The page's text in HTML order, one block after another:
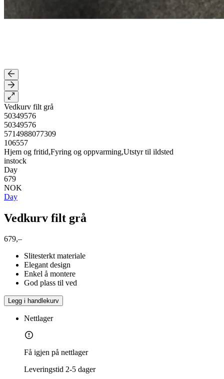
Vedkurv filt grå
50349576
50349576
5714988077309
106557
Hjem og fritid,Fyring og oppvarming,Utstyr til ildsted
instock
Day
679
NOK
Day
Vedkurv filt grå
679,–
Slitesterkt materiale
Elegant design
Enkel å montere
God plass til ved
Legg i handlekurv
Nettlager
Få igjen på nettlager
Leveringstid 2-5 dager